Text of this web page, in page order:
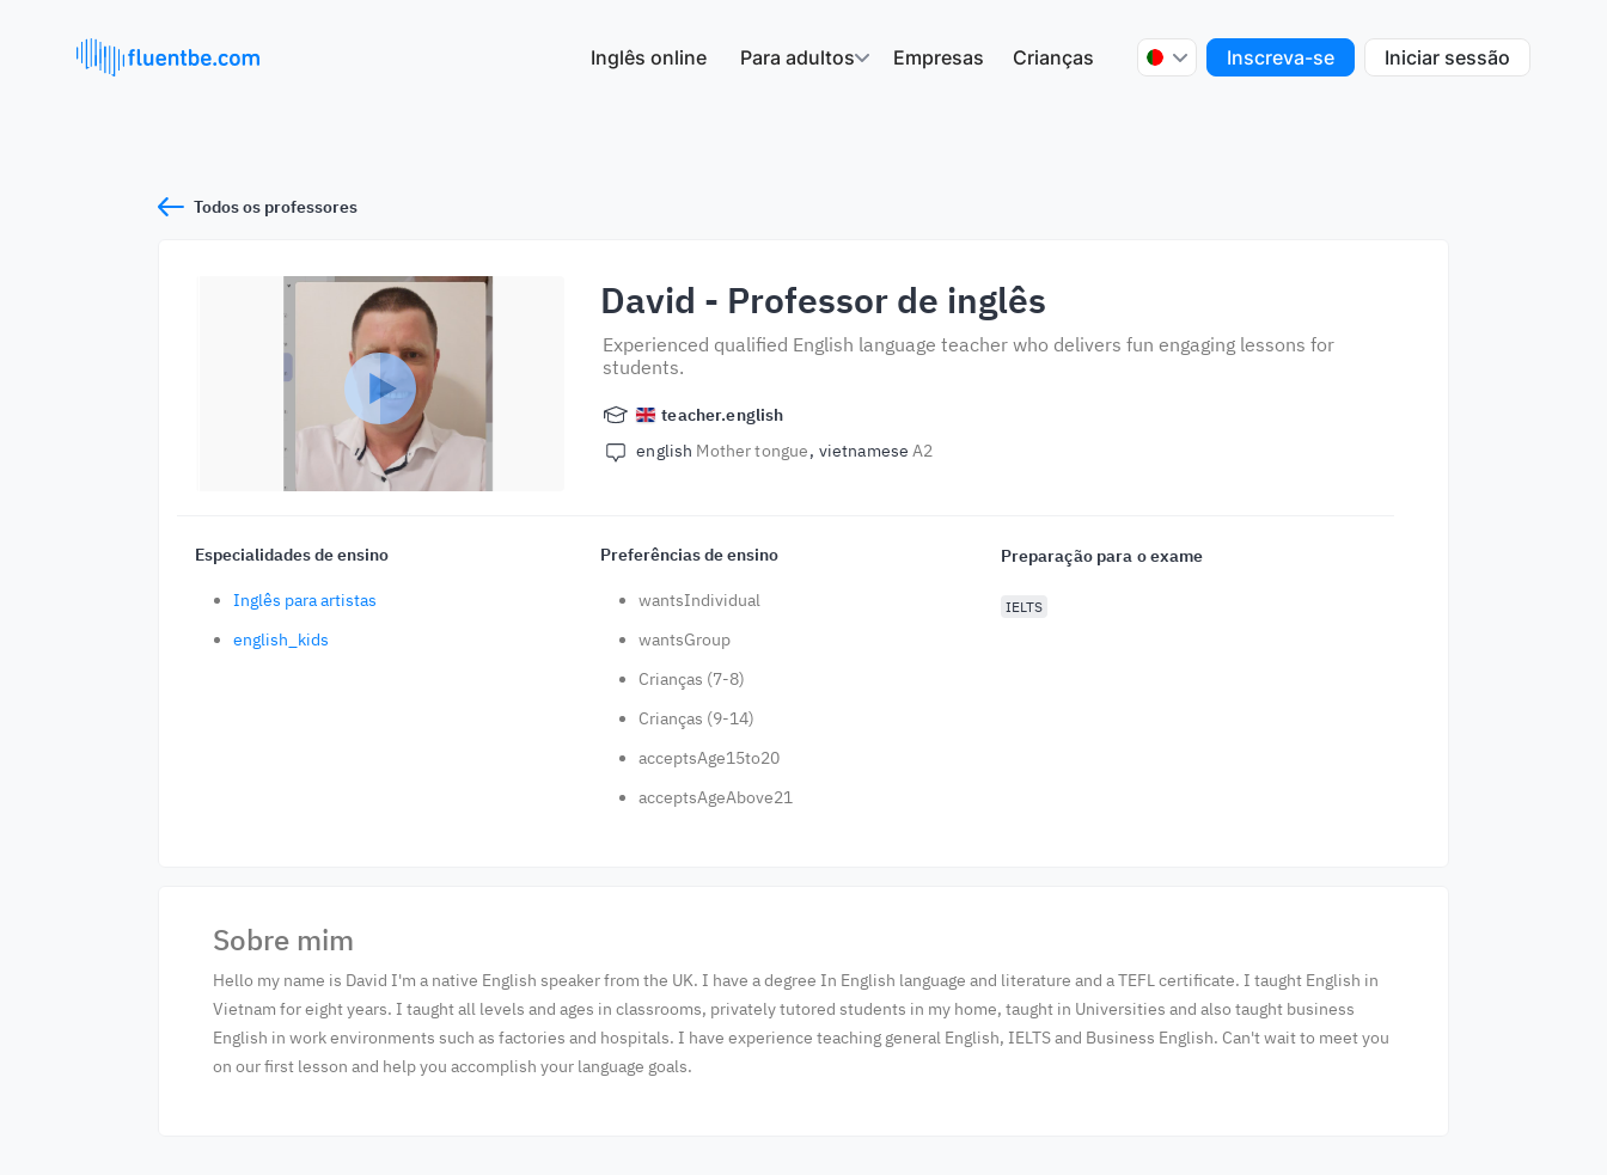
Inglês online Para adultos Empresas Crianças Inscreva-se Iniciar sessão
Todos os professores
David - Professor de inglês
Experienced qualified English language teacher who delivers fun engaging lessons for
students.
teacher.english
english Mother tongue vietnameseA2
Especialidades de ensino
Inglês para artistas
english_kids
Preferências de ensino
wantsIndividual
wantsGroup
Crianças (7-8)
Crianças (9-14)
acceptsAge15to20
acceptsAgeAbove21
Preparação para o exame
IELTS
Sobre mim
Hello my name is David I'm a native English speaker from the UK. I have a degree In English language and literature and a TEFL certificate. I taught English in
Vietnam for eight years. I taught all levels and ages in classrooms, privately tutored students in my home, taught in Universities and also taught business
English in work environments such as factories and hospitals. I have experience teaching general English, IELTS and Business English. Can't wait to meet you
on our first lesson and help you accomplish your language goals.